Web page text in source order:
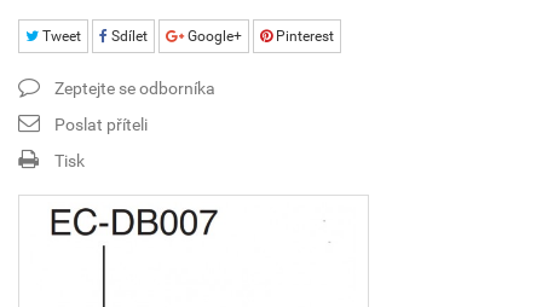
Tweet Sdílet Google+ Pinterest
Zeptejte se odborníka
Poslat příteli
Tisk